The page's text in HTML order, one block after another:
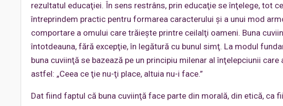
rezultatul educaţiei. În sens restrâns, prin educaţie se înţelege, tot
întreprindem practic pentru formarea caracterului şi a unui mod
comportare a omului care trăieşte printre ceilalţi oameni. Buna
întotdeauna, fără excepţie, în legătură cu bunul simţ. La modul
buna cuviinţă se bazează pe un principiu milenar al înţelepciunii
astfel: „Ceea ce ţie nu-ţi place, altuia nu-i face.”
Dat fiind faptul că buna cuviinţă face parte din morală, din etică, ca